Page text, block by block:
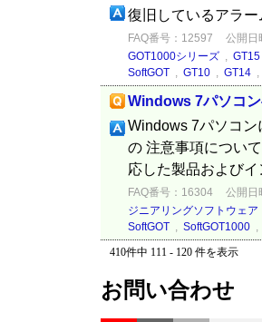
復旧しているアラ
FAQ番号：12597
公開日
GOT1000シリーズ , GT15
SoftGOT , GT10 , GT14
Windows 7パソコ
Windows 7パソコ
の 注意事項につい
応した製品および
FAQ番号：16304
公開日
ジニアリングソフトウェア
SoftGOT , SoftGOT1000
410件中 111 - 120 件を表示
お問い合わせ